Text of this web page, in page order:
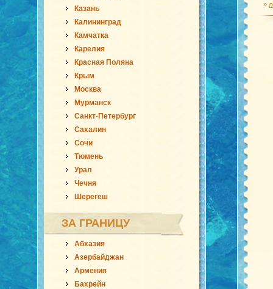
Казань
Калининград
Камчатка
Карелия
Красная Поляна
Крым
Москва
Мурманск
Санкт-Петербург
Сахалин
Сочи
Тюмень
Урал
Чечня
Шерегеш
ЗА ГРАНИЦУ
Абхазия
Азербайджан
Армения
Бахрейн
»